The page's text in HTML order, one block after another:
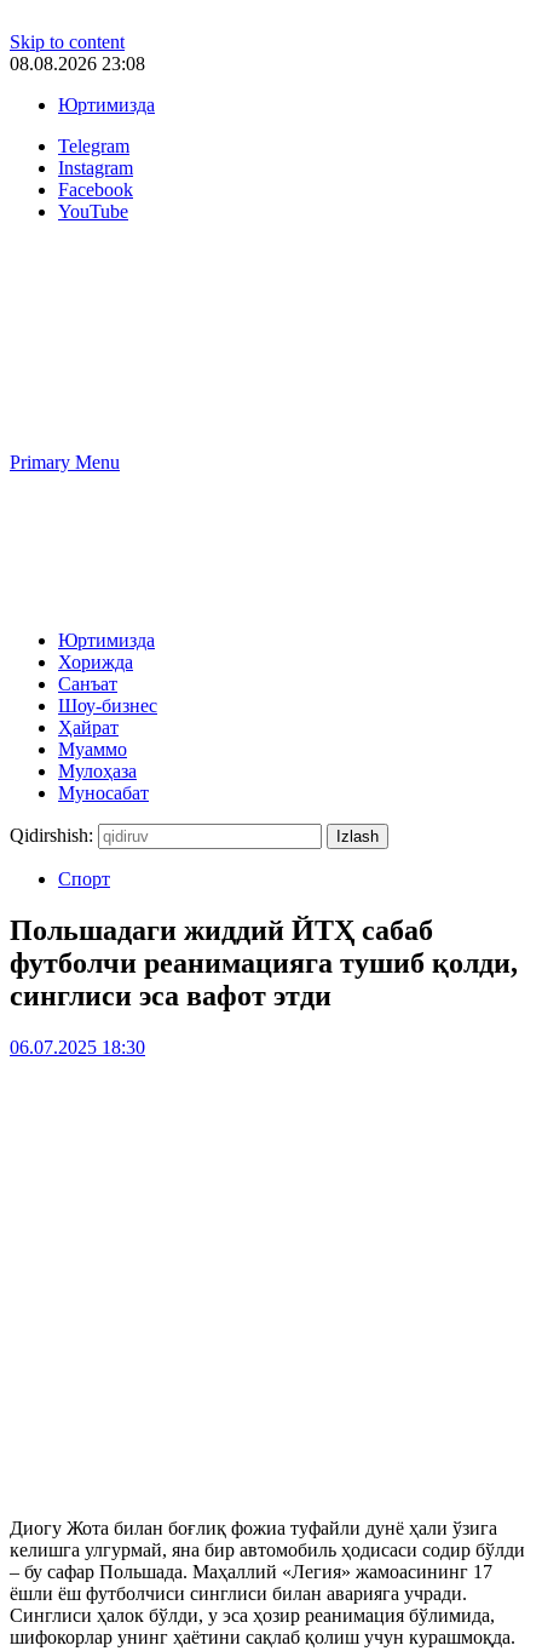
Skip to content
08.08.2026 23:08
Юртимизда
Telegram
Instagram
Facebook
YouTube
Primary Menu
Юртимизда
Хорижда
Санъат
Шоу-бизнес
Ҳайрат
Муаммо
Мулоҳаза
Муносабат
Qidirshish:
Спорт
Польшадаги жиддий ЙТҲ сабаб
футболчи реанимацияга тушиб қолди,
синглиси эса вафот этди
06.07.2025 18:30
Диогу Жота билан боғлиқ фожиа туфайли дунё ҳали ўзига
келишга улгурмай, яна бир автомобиль ҳодисаси содир бўлди
– бу сафар Польшада. Маҳаллий «Легия» жамоасининг 17
ёшли ёш футболчиси синглиси билан аварияга учради.
Синглиси ҳалок бўлди, у эса ҳозир реанимация бўлимида,
шифокорлар унинг ҳаётини сақлаб қолиш учун курашмоқда.